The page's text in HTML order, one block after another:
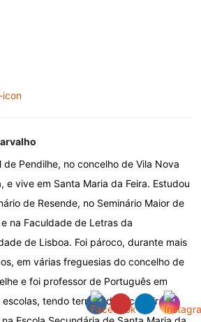
de Pendilhe, no concelho de Vila Nova
e vive em Santa Maria da Feira. Estudou
de Resende, no Seminário Maior de
na Faculdade de Letras da
de Lisboa. Foi pároco, durante mais
em várias freguesias do concelho de
e foi professor de Português em
escolas, tendo terminado a carreira